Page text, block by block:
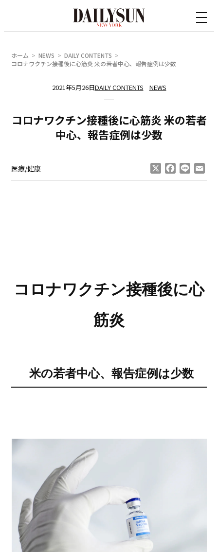
ホーム NEWS
DAILY CONTENTS
コロナワクチン接種後に心筋炎 米の若者中心、報告症例は少数
2021年5月26日DAILY CONTENTS NEWS
コロナワクチン接種後に心筋炎 米の若者
中心、報告症例は少数
医療/健康 Facebook
Line
コロナワクチン接種後に心
筋炎
米の若者中心、報告症例は少数